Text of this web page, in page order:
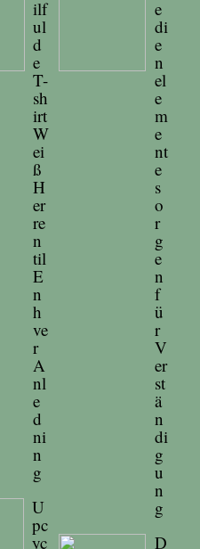
ilf
ul
d
e
T-
sh
irt
W
ei
ß
H
er
re
n
til
E
n
h
ve
r
A
nl
e
d
ni
n
g
U
pc
yc
e
di
e
n
el
e
m
e
nt
e
s
o
r
g
e
n
f
ü
r
V
er
st
ä
n
di
g
u
n
g
D